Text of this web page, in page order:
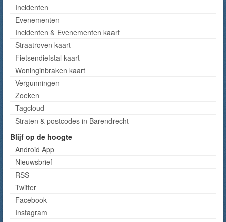
Incidenten
Evenementen
Incidenten & Evenementen kaart
Straatroven kaart
Fietsendiefstal kaart
Woninginbraken kaart
Vergunningen
Zoeken
Tagcloud
Straten & postcodes in Barendrecht
Blijf op de hoogte
Android App
Nieuwsbrief
RSS
Twitter
Facebook
Instagram